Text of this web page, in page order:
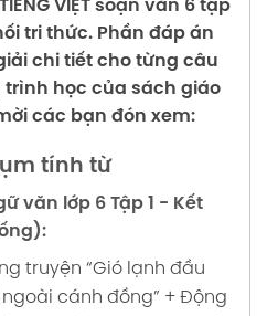
Kết nối tri thức
NAM soạn văn 6 tập 1
Kết nối tri thức
nối tri thức
THƠ LỤC BÁT
văn 6 tập 1 Trang
nối tri thức
VIỆT soạn văn 6
nối tri thức
TA ƠI soạn văn
SGK Kết nối tri thức
NGHIỆM VỀ NƠI
ĐẾN soạn văn 6 tập 1
nối tri thức
VIỆT soạn văn 6 tập
tri thức. Phần đáp án
chi tiết cho từng câu
trình học của sách giáo
các bạn đón xem:
tính từ
văn lớp 6 Tập 1 - Kết
truyện “Gió lạnh đầu
cánh đồng” + Động